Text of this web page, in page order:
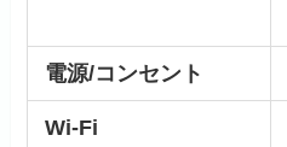
電源/コンセント
Wi-Fi